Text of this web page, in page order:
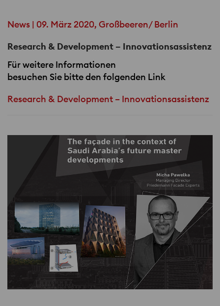
News | 09. März 2020, Großbeeren/ Berlin
Research & Development – Innovationsassistenz
Für weitere Informationen
besuchen Sie bitte den folgenden Link
Research & Development – Innovationsassistenz